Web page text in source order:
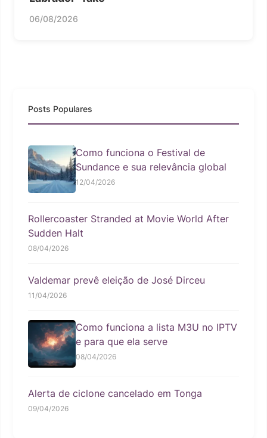
06/08/2026
Posts Populares
Como funciona o Festival de
Sundance e sua relevância global
12/04/2026
Rollercoaster Stranded at Movie World After
Sudden Halt
08/04/2026
Valdemar prevê eleição de José Dirceu
11/04/2026
Como funciona a lista M3U no IPTV
e para que ela serve
08/04/2026
Alerta de ciclone cancelado em Tonga
09/04/2026